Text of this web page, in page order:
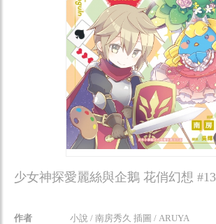
少女神探愛麗絲與企鵝 花俏幻想 #13
作者 小說 / 南房秀久 插圖 / ARUYA